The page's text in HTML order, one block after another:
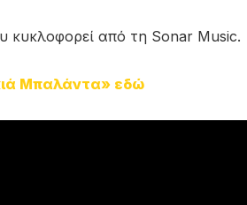
από τη Sonar Music.
Μπαλάντα» εδώ